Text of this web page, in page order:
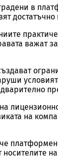
в
важат
на